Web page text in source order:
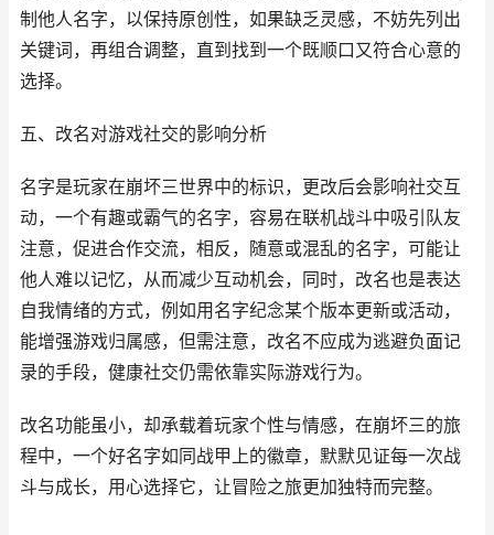
制他人名字，以保持原创性，如果缺乏灵感，不妨先列出
关键词，再组合调整，直到找到一个既顺口又符合心意的
选择。
五、改名对游戏社交的影响分析
名字是玩家在崩坏三世界中的标识，更改后会影响社交互
动，一个有趣或霸气的名字，容易在联机战斗中吸引队友
注意，促进合作交流，相反，随意或混乱的名字，可能让
他人难以记忆，从而减少互动机会，同时，改名也是表达
自我情绪的方式，例如用名字纪念某个版本更新或活动，
能增强游戏归属感，但需注意，改名不应成为逃避负面记
录的手段，健康社交仍需依靠实际游戏行为。
改名功能虽小，却承载着玩家个性与情感，在崩坏三的旅
程中，一个好名字如同战甲上的徽章，默默见证每一次战
斗与成长，用心选择它，让冒险之旅更加独特而完整。